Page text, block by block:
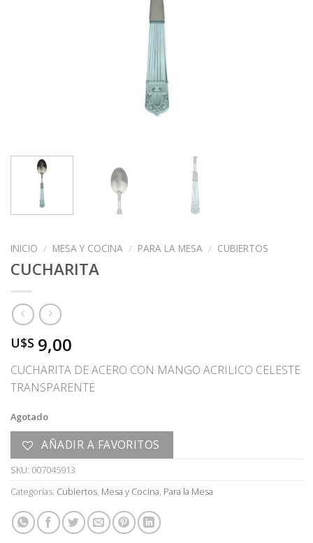
INICIO / MESA Y COCINA / PARA LA MESA / CUBIERTOS
CUCHARITA
U$S 9,00
CUCHARITA DE ACERO CON MANGO ACRILICO CELESTE
TRANSPARENTE
Agotado
AÑADIR A FAVORITOS
SKU: 007045913
Categorías: Cubiertos, Mesa y Cocina, Para la Mesa